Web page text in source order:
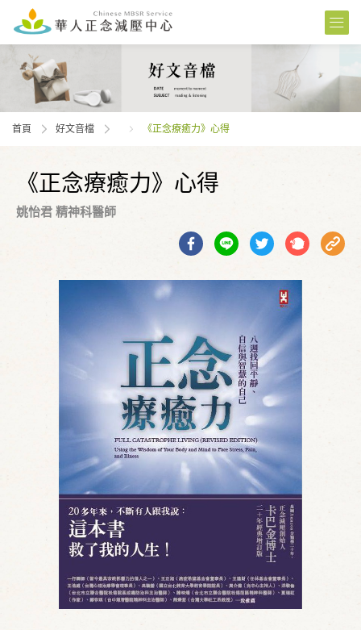
首頁 好文音檔 《正念療癒力》心得
《正念療癒力》心得
姚怡君 精神科醫師